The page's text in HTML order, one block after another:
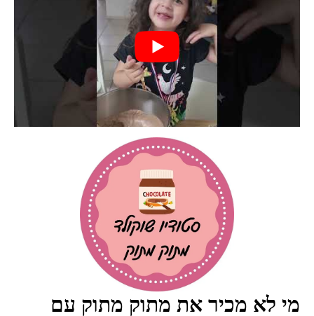
מי לא מכיר את מתוק מתוק עם